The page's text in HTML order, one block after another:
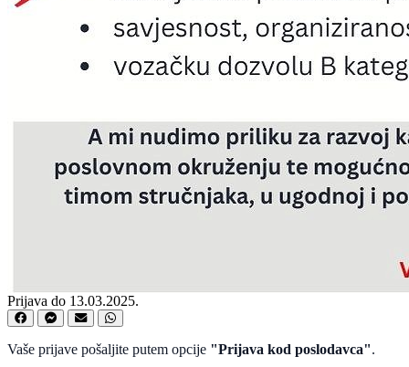
Prijava do 13.03.2025.
Vaše prijave pošaljite putem opcije "Prijava kod poslodavca".